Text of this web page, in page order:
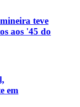
teve
aos '45 do
em